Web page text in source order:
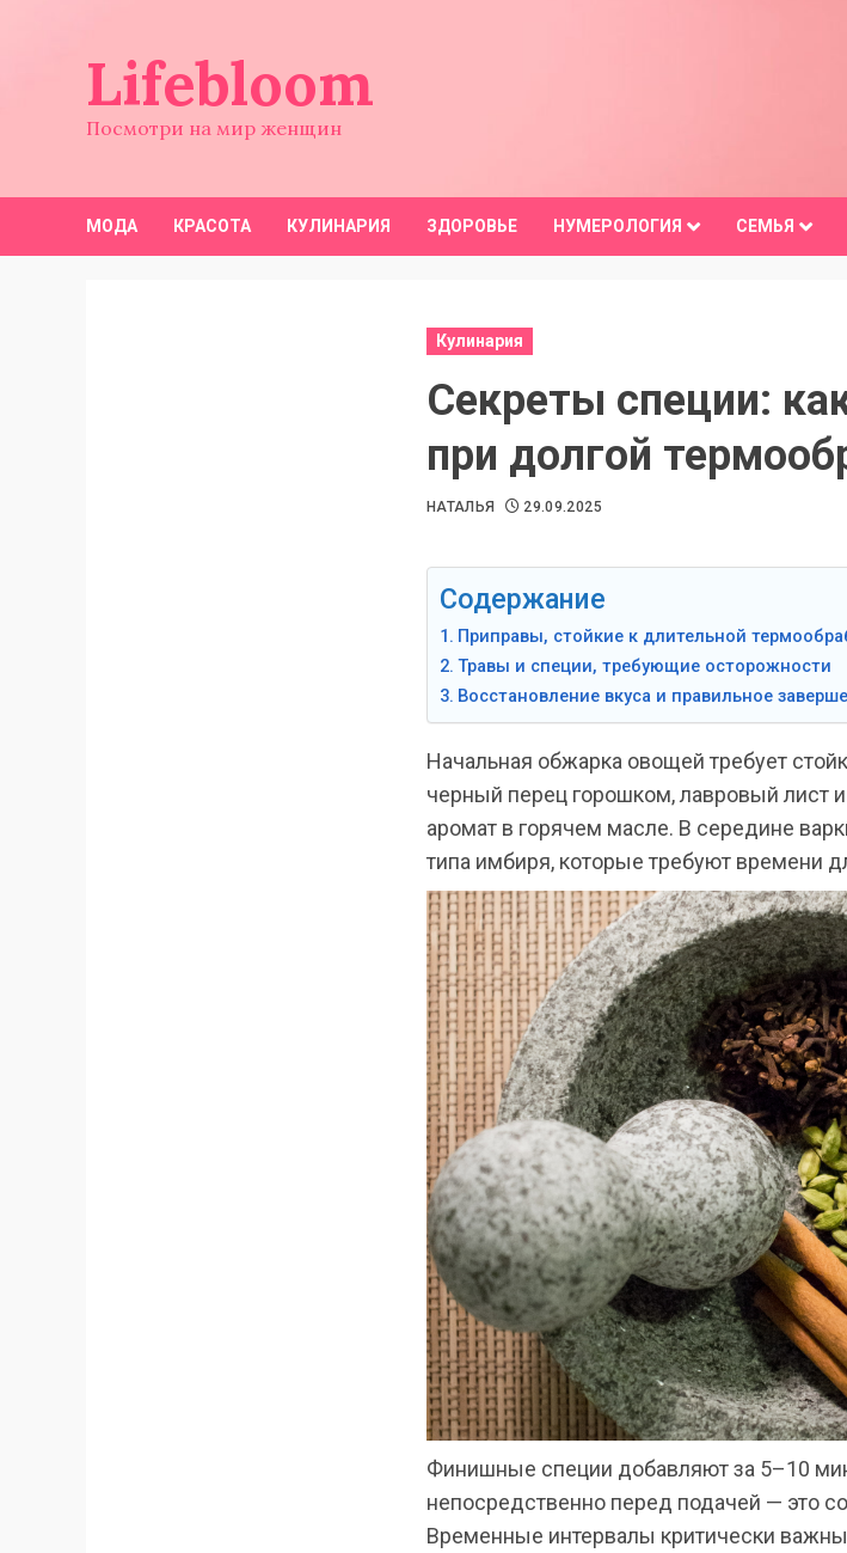
содержимомуLifebloom
Посмотри на мир женщин
МОДА КРАСОТА КУЛИНАРИЯ ЗДОРОВЬЕ НУМЕРОЛОГИЯ СЕМЬЯ
Кулинария
Секреты специи:
при долгой
НАТАЛЬЯ 29.09.2025
Содержание
Приправы, стойкие к длительной
Травы и специи, требующие осторожности
Восстановление вкуса и правильное
Начальная обжарка овощей требует
черный перец горошком, лавровый лист
аромат в горячем масле. В середине
типа имбиря, которые требуют времени
Финишные специи добавляют за 5–10
непосредственно перед подачей — это
Временные интервалы критически